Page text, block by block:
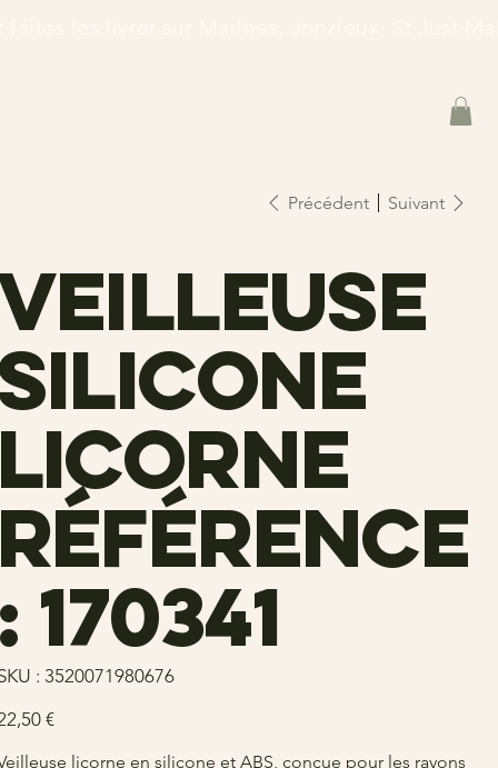
Précédent Suivant
170341
: SKU
3520071980676
3520071980676
€
licorne en silicone et ABS, conçue pour les rayons